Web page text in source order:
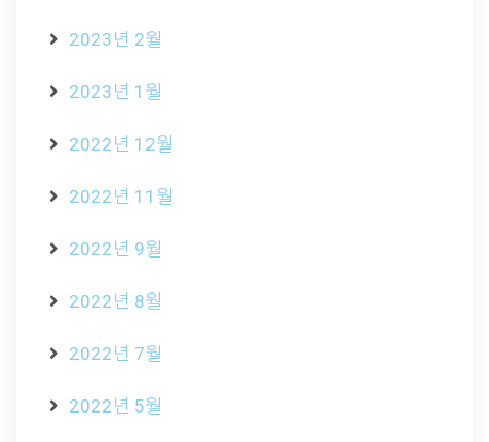
2023년 2월
2023년 1월
2022년 12월
2022년 11월
2022년 9월
2022년 8월
2022년 7월
2022년 5월